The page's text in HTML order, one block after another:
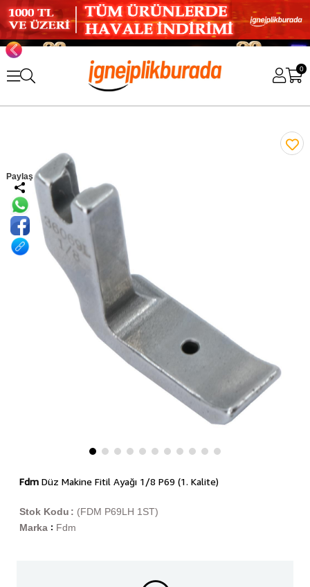
0
Paylaş
FdmDüz Makine Fitil Ayağı 1/8 P69 (1. Kalite)
(FDM P69LH 1ST)
Stok Kodu
Marka : Fdm